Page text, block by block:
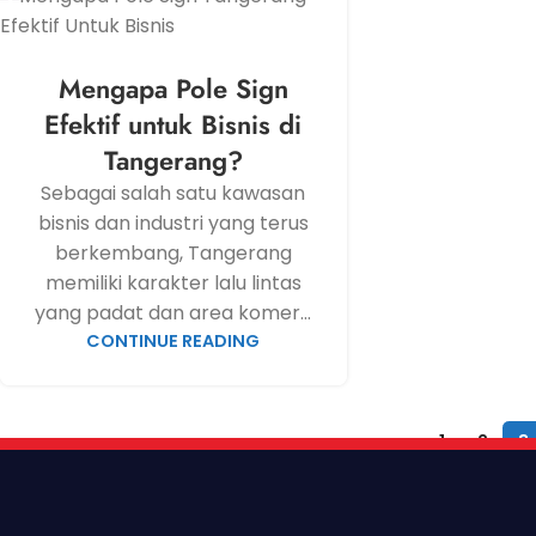
Mengapa Pole Sign
Efektif untuk Bisnis di
Tangerang?
Sebagai salah satu kawasan
bisnis dan industri yang terus
berkembang, Tangerang
memiliki karakter lalu lintas
yang padat dan area komer...
CONTINUE READING
‹ 1 2 3